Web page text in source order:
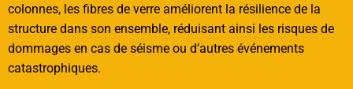
colonnes, les fibres de verre améliorent la résilience de la
structure dans son ensemble, réduisant ainsi les risques de
dommages en cas de séisme ou d’autres événements
catastrophiques.